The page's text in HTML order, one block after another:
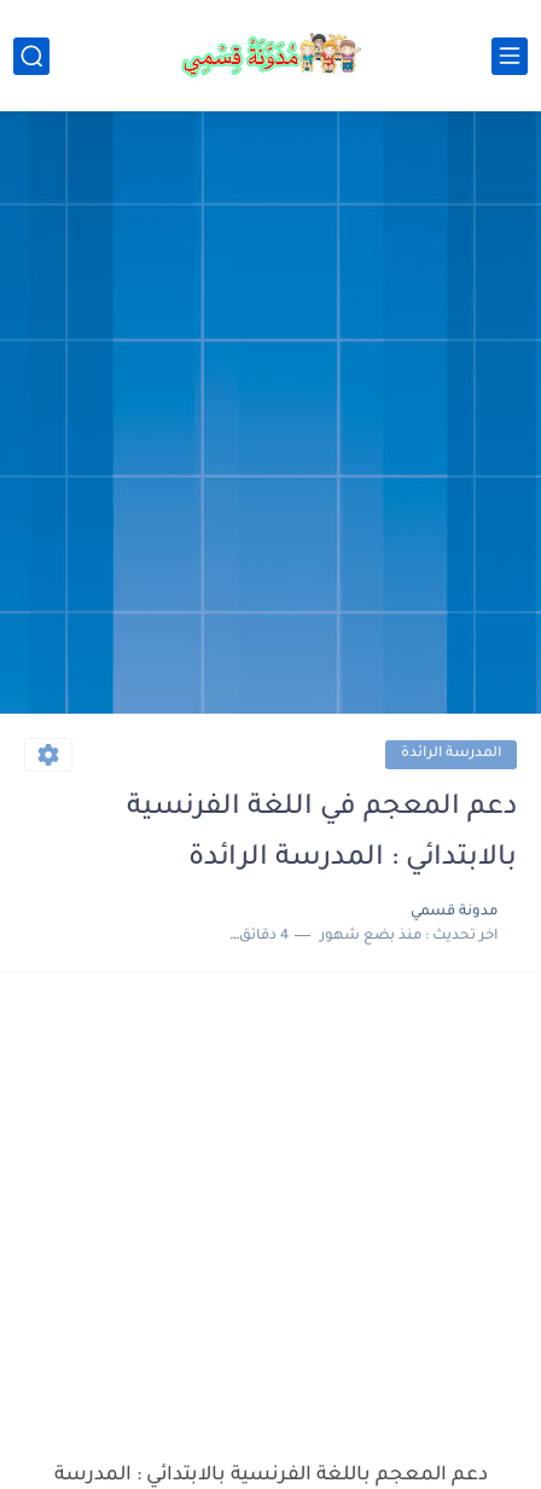
المدرسة الرائدة
دعم المعجم في اللغة الفرنسية
بالابتدائي : المدرسة الرائدة
مدونة قسمي
اخر تحديث :منذ بضع شهور 4 دقائق للقراءة
دعم المعجم باللغة الفرنسية بالابتدائي : المدرسة